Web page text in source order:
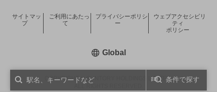
条件で探す
COPYRIGHT © SUNTORY HOLDINGS LIMITED.
サイトマッ
プ
ご利用にあたっ
て
プライバシーポリシ
ー
ウェブアクセシビリ
ティ
ポリシー
Global新しいウィンドウで開く